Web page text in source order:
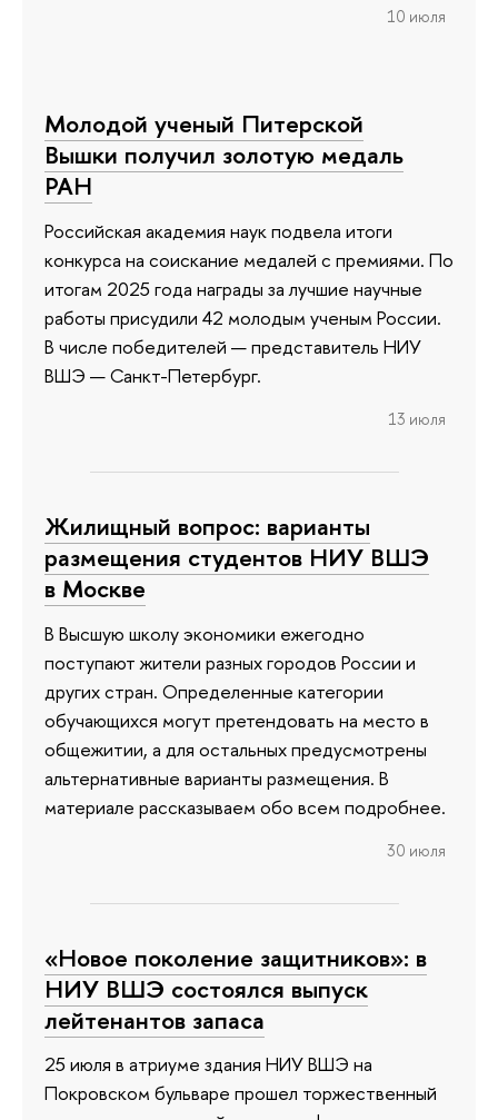
10 июля
Молодой ученый Питерской
Вышки получил золотую медаль
РАН
Российская академия наук подвела итоги
конкурса на соискание медалей с премиями. По
итогам 2025 года награды за лучшие научные
работы присудили 42 молодым ученым России.
В числе победителей — представитель НИУ
ВШЭ — Санкт-Петербург.
13 июля
Жилищный вопрос: варианты
размещения студентов НИУ ВШЭ
в Москве
В Высшую школу экономики ежегодно
поступают жители разных городов России и
других стран. Определенные категории
обучающихся могут претендовать на место в
общежитии, а для остальных предусмотрены
альтернативные варианты размещения. В
материале рассказываем обо всем подробнее.
30 июля
«Новое поколение защитников»: в
НИУ ВШЭ состоялся выпуск
лейтенантов запаса
25 июля в атриуме здания НИУ ВШЭ на
Покровском бульваре прошел торжественный